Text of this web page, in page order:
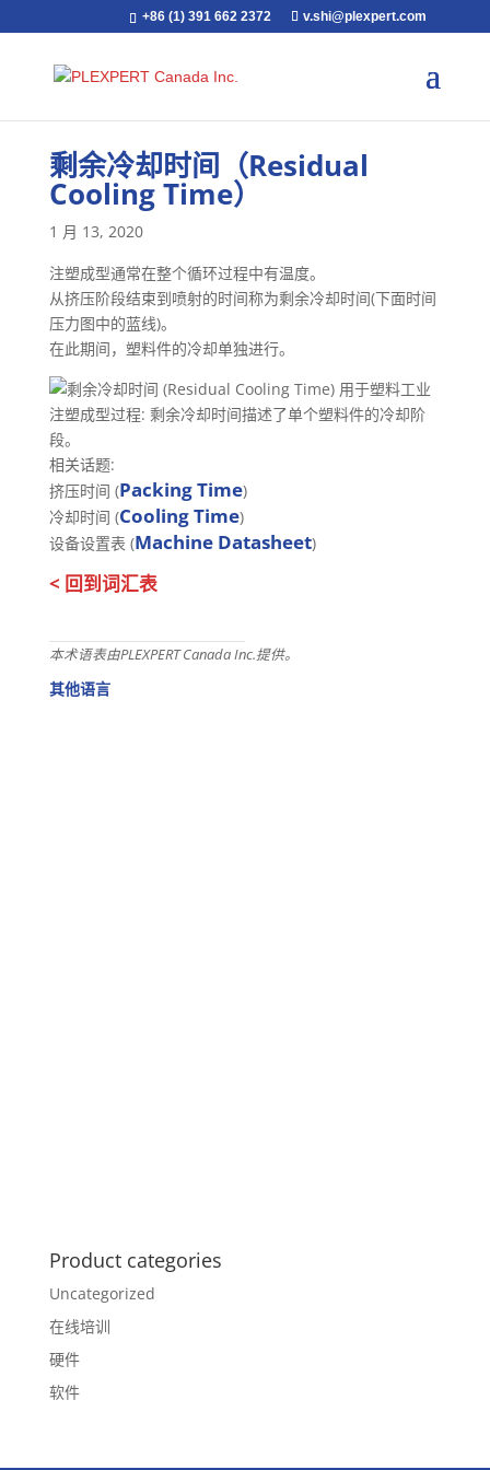
+86 (1) 391 662 2372 v.shi@plexpert.com
剩余冷却时间（Residual
Cooling Time）
1 月 13, 2020
注塑成型通常在整个循环过程中有温度。
从挤压阶段结束到喷射的时间称为剩余冷却时间(下面时间
压力图中的蓝线)。
在此期间，塑料件的冷却单独进行。
注塑成型过程: 剩余冷却时间描述了单个塑料件的冷却阶
段。
相关话题:
挤压时间 (Packing Time)
冷却时间 (Cooling Time)
设备设置表 (Machine Datasheet)
< 回到词汇表
本术语表由PLEXPERT Canada Inc.提供。
其他语言
Product categories
Uncategorized
在线培训
硬件
软件